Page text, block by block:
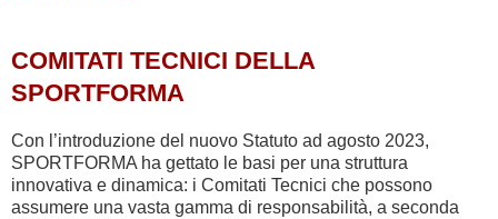
COMITATI TECNICI DELLA
SPORTFORMA
Con l’introduzione del nuovo Statuto ad agosto 2023,
SPORTFORMA ha gettato le basi per una struttura
innovativa e dinamica: i Comitati Tecnici che possono
assumere una vasta gamma di responsabilità, a seconda